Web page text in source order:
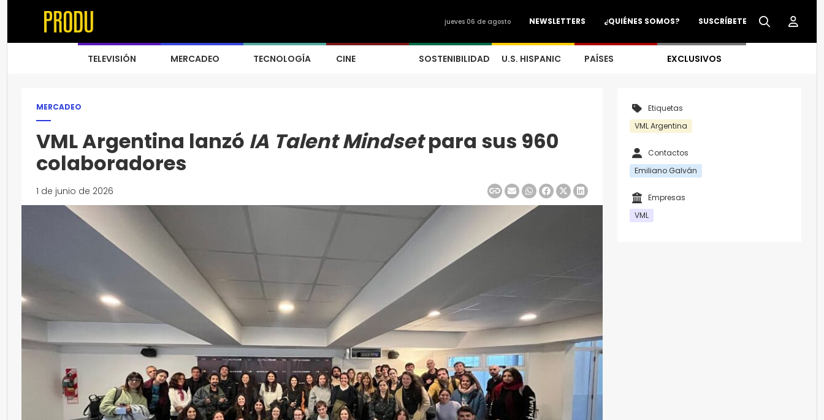
SUSCRÍBETE
¿QUIÉNES SOMOS?
NEWSLETTERS
jueves 06 de agosto
TELEVISIÓN MERCADEO TECNOLOGÍA CINE SOSTENIBILIDAD U.S. HISPANIC PAÍSES EXCLUSIVOS
MERCADEO
VML Argentina lanzó IA Talent Mindsetpara sus 960
colaboradores
1 de junio de 2026
Etiquetas
VML Argentina
Contactos
Emiliano Galván
Empresas
VML